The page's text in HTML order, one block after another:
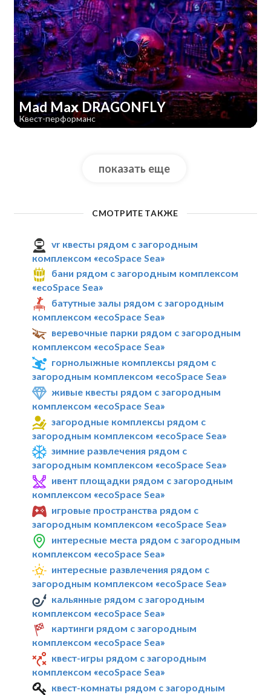
Mad Max DRAGONFLY
Квест-перформанс
показать еще
СМОТРИТЕ ТАКЖЕ
vr квесты рядом с загородным
комплексом «ecoSpace Sea»
бани рядом с загородным комплексом
«ecoSpace Sea»
батутные залы рядом с загородным
комплексом «ecoSpace Sea»
веревочные парки рядом с загородным
комплексом «ecoSpace Sea»
горнолыжные комплексы рядом с
загородным комплексом «ecoSpace Sea»
живые квесты рядом с загородным
комплексом «ecoSpace Sea»
загородные комплексы рядом с
загородным комплексом «ecoSpace Sea»
зимние развлечения рядом с
загородным комплексом «ecoSpace Sea»
ивент площадки рядом с загородным
комплексом «ecoSpace Sea»
игровые пространства рядом с
загородным комплексом «ecoSpace Sea»
интересные места рядом с загородным
комплексом «ecoSpace Sea»
интересные развлечения рядом с
загородным комплексом «ecoSpace Sea»
кальянные рядом с загородным
комплексом «ecoSpace Sea»
картинги рядом с загородным
комплексом «ecoSpace Sea»
квест-игры рядом с загородным
комплексом «ecoSpace Sea»
квест-комнаты рядом с загородным